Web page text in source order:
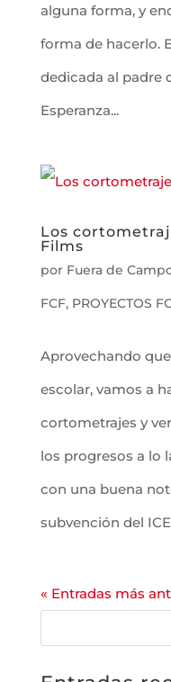
alguna forma, y
forma de hacerlo.
dedicada al padre
Esperanza...
Los
Films
por Fuera de
FCF, PROYECTOS
Aprovechando
escolar, vamos a
cortometrajes y
los progresos a lo
con una buena
subvención del
« Entradas más